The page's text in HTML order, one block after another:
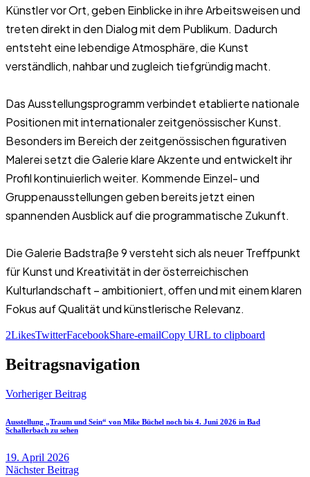
Künstler vor Ort, geben Einblicke in ihre Arbeitsweisen und
treten direkt in den Dialog mit dem Publikum. Dadurch
entsteht eine lebendige Atmosphäre, die Kunst
verständlich, nahbar und zugleich tiefgründig macht.
Das Ausstellungsprogramm verbindet etablierte nationale
Positionen mit internationaler zeitgenössischer Kunst.
Besonders im Bereich der zeitgenössischen figurativen
Malerei setzt die Galerie klare Akzente und entwickelt ihr
Profil kontinuierlich weiter. Kommende Einzel- und
Gruppenausstellungen geben bereits jetzt einen
spannenden Ausblick auf die programmatische Zukunft.
Die Galerie Badstraße 9 versteht sich als neuer Treffpunkt
für Kunst und Kreativität in der österreichischen
Kulturlandschaft – ambitioniert, offen und mit einem klaren
Fokus auf Qualität und künstlerische Relevanz.
2LikesTwitterFacebookShare-emailCopy URL to clipboard
Beitragsnavigation
Vorheriger Beitrag
Ausstellung „Traum und Sein“ von Mike Büchel noch bis 4. Juni 2026 in Bad
Schallerbach zu sehen
19. April 2026
Nächster Beitrag